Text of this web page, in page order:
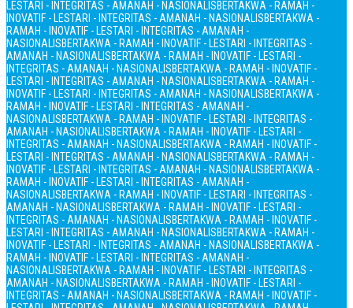
LESTARI - INTEGRITAS - AMANAH - NASIONALISBERTAKWA - RAMAH -
INOVATIF - LESTARI - INTEGRITAS - AMANAH - NASIONALISBERTAKWA -
RAMAH - INOVATIF - LESTARI - INTEGRITAS - AMANAH -
NASIONALISBERTAKWA - RAMAH - INOVATIF - LESTARI - INTEGRITAS -
AMANAH - NASIONALISBERTAKWA - RAMAH - INOVATIF - LESTARI -
INTEGRITAS - AMANAH - NASIONALISBERTAKWA - RAMAH - INOVATIF -
LESTARI - INTEGRITAS - AMANAH - NASIONALISBERTAKWA - RAMAH -
INOVATIF - LESTARI - INTEGRITAS - AMANAH - NASIONALISBERTAKWA -
RAMAH - INOVATIF - LESTARI - INTEGRITAS - AMANAH -
NASIONALISBERTAKWA - RAMAH - INOVATIF - LESTARI - INTEGRITAS -
AMANAH - NASIONALISBERTAKWA - RAMAH - INOVATIF - LESTARI -
INTEGRITAS - AMANAH - NASIONALISBERTAKWA - RAMAH - INOVATIF -
LESTARI - INTEGRITAS - AMANAH - NASIONALISBERTAKWA - RAMAH -
INOVATIF - LESTARI - INTEGRITAS - AMANAH - NASIONALISBERTAKWA -
RAMAH - INOVATIF - LESTARI - INTEGRITAS - AMANAH -
NASIONALISBERTAKWA - RAMAH - INOVATIF - LESTARI - INTEGRITAS -
AMANAH - NASIONALISBERTAKWA - RAMAH - INOVATIF - LESTARI -
INTEGRITAS - AMANAH - NASIONALISBERTAKWA - RAMAH - INOVATIF -
LESTARI - INTEGRITAS - AMANAH - NASIONALISBERTAKWA - RAMAH -
INOVATIF - LESTARI - INTEGRITAS - AMANAH - NASIONALISBERTAKWA -
RAMAH - INOVATIF - LESTARI - INTEGRITAS - AMANAH -
NASIONALISBERTAKWA - RAMAH - INOVATIF - LESTARI - INTEGRITAS -
AMANAH - NASIONALISBERTAKWA - RAMAH - INOVATIF - LESTARI -
INTEGRITAS - AMANAH - NASIONALISBERTAKWA - RAMAH - INOVATIF -